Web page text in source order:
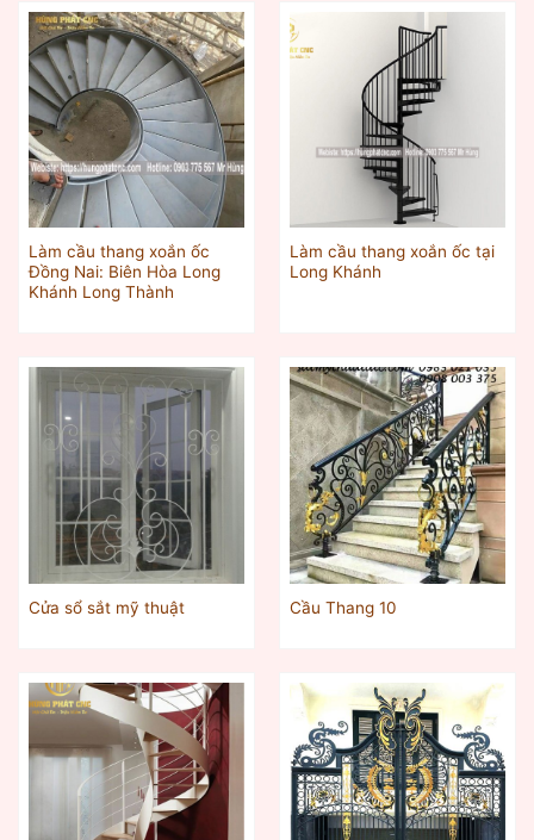
Làm cầu thang xoắn ốc
Đồng Nai: Biên Hòa Long
Khánh Long Thành
Làm cầu thang xoắn ốc tại
Long Khánh
Cửa sổ sắt mỹ thuật Cầu Thang 10